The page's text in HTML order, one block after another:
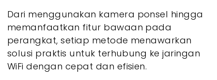
Dari menggunakan kamera ponsel hingga
memanfaatkan fitur bawaan pada
perangkat, setiap metode menawarkan
solusi praktis untuk terhubung ke jaringan
WiFi dengan cepat dan efisien.